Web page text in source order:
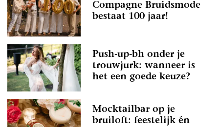
Compagne Bruidsmode
bestaat 100 jaar!
Push-up-bh onder je
trouwjurk: wanneer is
het een goede keuze?
Mocktailbar op je
bruiloft: feestelijk én